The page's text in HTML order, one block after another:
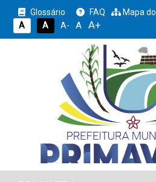
Glossário FAQ Mapa
A
A A- A A+